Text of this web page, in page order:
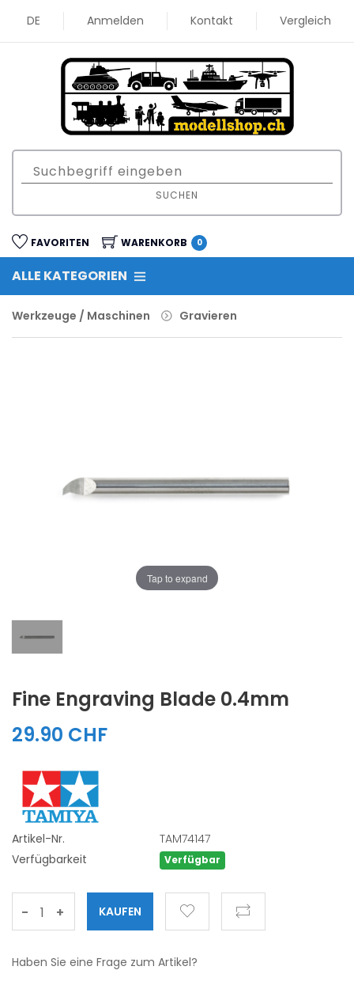
DE Anmelden Kontakt Vergleich
SUCHEN
FAVORITEN WARENKORB 0
ALLE KATEGORIEN
Werkzeuge / Maschinen Gravieren
Tap to expand
Fine Engraving Blade 0.4mm
29.90 CHF
Artikel-Nr.
TAM74147
Verfügbarkeit
Verfügbar
- +
Haben Sie eine Frage zum Artikel?